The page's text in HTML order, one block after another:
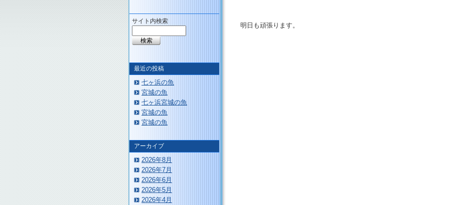
明日も頑張ります。
サイト内検索
最近の投稿
七ヶ浜の魚
宮城の魚
七ヶ浜宮城の魚
宮城の魚
宮城の魚
アーカイブ
2026年8月
2026年7月
2026年6月
2026年5月
2026年4月